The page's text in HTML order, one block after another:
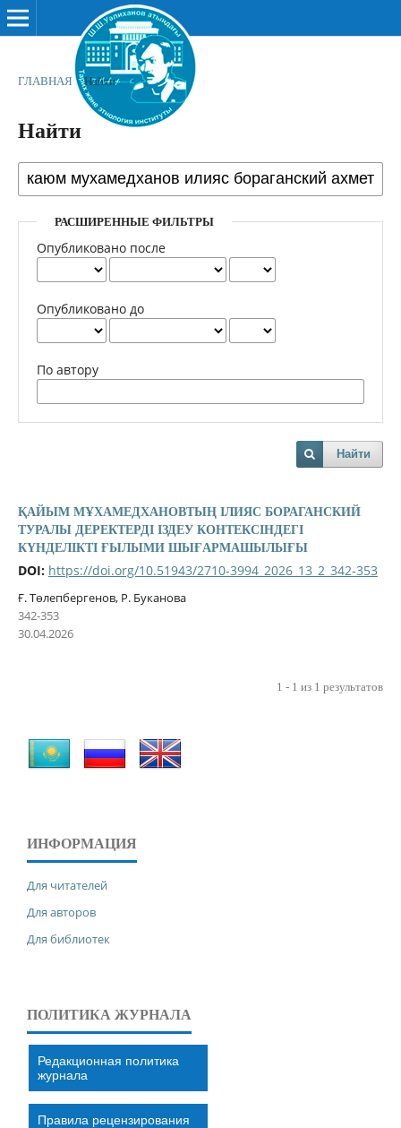
ГЛАВНАЯ / Найти
Найти
РАСШИРЕННЫЕ ФИЛЬТРЫ
Опубликовано после
Опубликовано до
По автору
Найти
ҚАЙЫМ МҰХАМЕДХАНОВТЫҢ ІЛИЯС БОРАГАНСКИЙ
ТУРАЛЫ ДЕРЕКТЕРДІ ІЗДЕУ КОНТЕКСІНДЕГІ
КҮНДЕЛІКТІ ҒЫЛЫМИ ШЫҒАРМАШЫЛЫҒЫ
DOI: https://doi.org/10.51943/2710-3994_2026_13_2_342-353
Ғ. Төлепбергенов, Р. Буканова
342-353
30.04.2026
1 - 1 из 1 результатов
ИНФОРМАЦИЯ
Для читателей
Для авторов
Для библиотек
ПОЛИТИКА ЖУРНАЛА
Редакционная политика
журнала
Правила рецензирования